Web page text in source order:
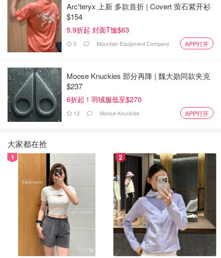
Arc'teryx 上新 多款首折 | Covert 萤石紫开衫
$154
5.9折起 封面T恤$63
5 Mountain Equipment Company APP打开
Moose Knuckles 部分再降 | 魏大勋同款夹克
$237
6折起！羽绒服低至$270
13 Moose Knuckles APP打开
大家都在抢
1 2